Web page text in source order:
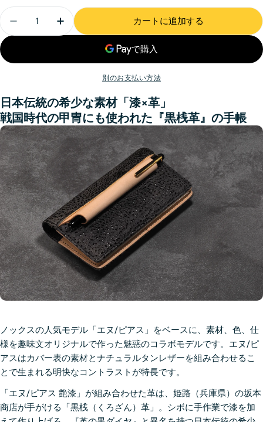
カートに追加する
別のお支払い方法
日本伝統の希少な素材「漆×革」
戦国時代の甲冑にも使われた『黒桟革』の手帳
ノックスの人気モデル「エヌ/ピアス」をベースに、素材、色、仕
様を趣味文オリジナルで作った魅惑のコラボモデルです。エヌ/ピ
アスはカバー表の素材とナチュラルタンレザーを組み合わせるこ
とで生まれる明快なコントラストが特長です。
「エヌ/ピアス 艶漆」が組み合わせた革は、姫路（兵庫県）の坂本
商店が手がける「黒桟（くろざん）革」。シボに手作業で漆を加